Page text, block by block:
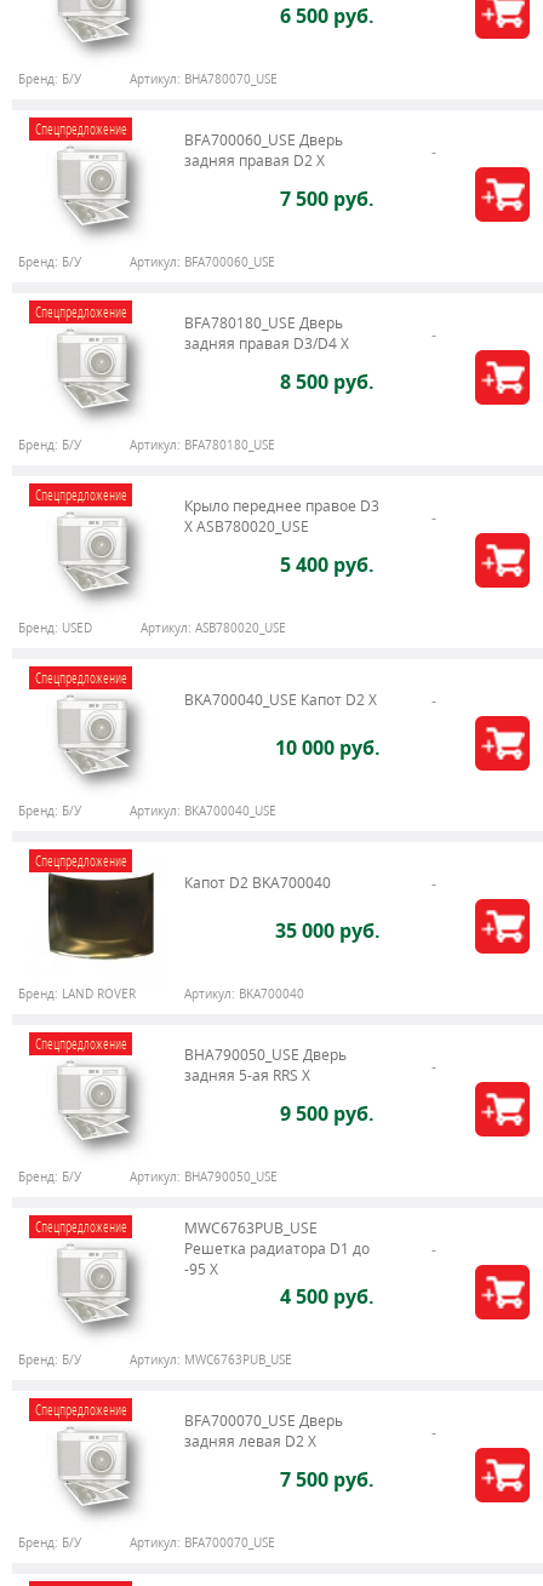
6 500 руб.
Бренд: Б/У Артикул: BHA780070_USE
Спецпредложение
BFA700060_USE Дверь
задняя правая D2 X
7 500 руб.
Бренд: Б/У Артикул: BFA700060_USE
Спецпредложение
BFA780180_USE Дверь
задняя правая D3/D4 X
8 500 руб.
Бренд: Б/У Артикул: BFA780180_USE
Спецпредложение
Крыло переднее правое D3
X ASB780020_USE
5 400 руб.
Бренд: USED Артикул: ASB780020_USE
Спецпредложение
BKA700040_USE Капот D2 X
10 000 руб.
Бренд: Б/У Артикул: BKA700040_USE
Спецпредложение
Капот D2 BKA700040
35 000 руб.
Бренд: LAND ROVER Артикул: BKA700040
Спецпредложение
BHA790050_USE Дверь
задняя 5-ая RRS X
9 500 руб.
Бренд: Б/У Артикул: BHA790050_USE
Спецпредложение
MWC6763PUB_USE
Решетка радиатора D1 до
-95 X
4 500 руб.
Бренд: Б/У Артикул: MWC6763PUB_USE
Спецпредложение
BFA700070_USE Дверь
задняя левая D2 X
7 500 руб.
Бренд: Б/У Артикул: BFA700070_USE